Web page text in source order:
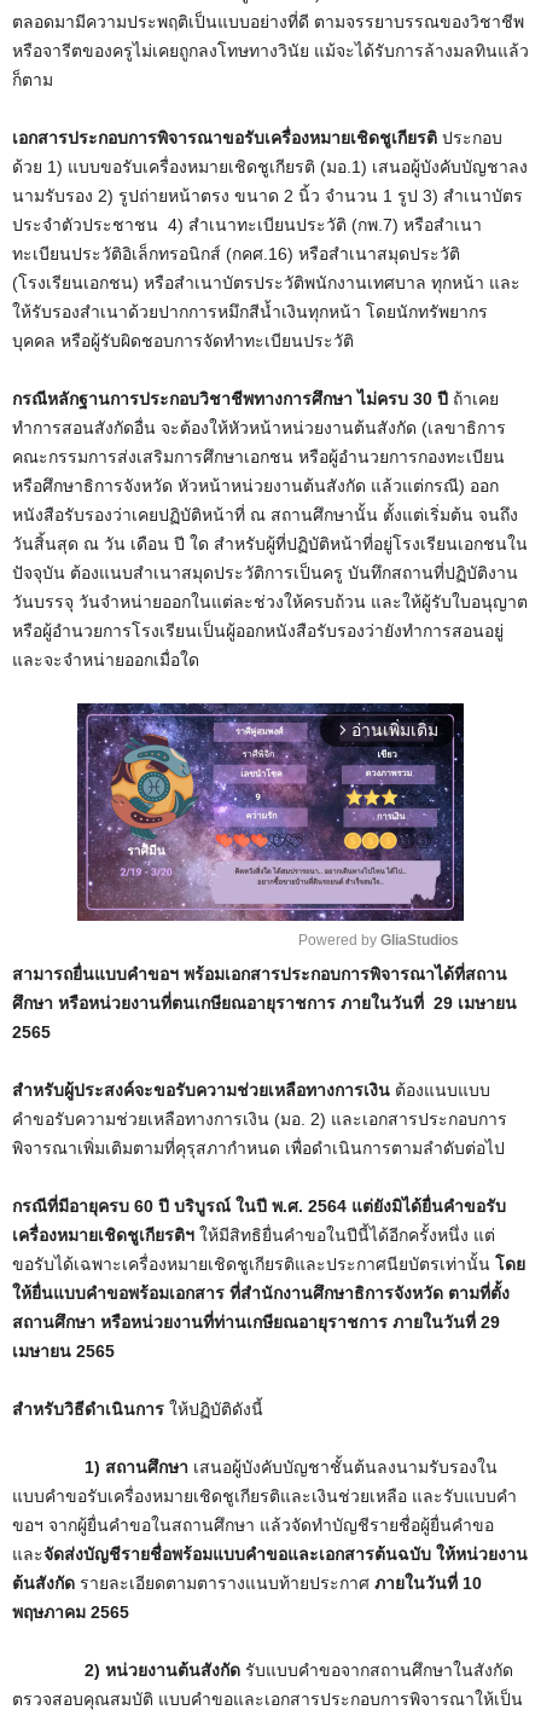
ตลอดมามีความประพฤติเป็นแบบอย่างที่ดี ตามจรรยาบรรณของวิชาชีพ
หรือจารีตของครูไม่เคยถูกลงโทษทางวินัย แม้จะได้รับการล้างมลทินแล้ว
ก็ตาม
เอกสารประกอบการพิจารณาขอรับเครื่องหมายเชิดชูเกียรติ ประกอบ
ด้วย 1) แบบขอรับเครื่องหมายเชิดชูเกียรติ (มอ.1) เสนอผู้บังคับบัญชาลง
นามรับรอง 2) รูปถ่ายหน้าตรง ขนาด 2 นิ้ว จำนวน 1 รูป 3) สำเนาบัตร
ประจำตัวประชาชน 4) สำเนาทะเบียนประวัติ (กพ.7) หรือสำเนา
ทะเบียนประวัติอิเล็กทรอนิกส์ (กคศ.16) หรือสำเนาสมุดประวัติ
(โรงเรียนเอกชน) หรือสำเนาบัตรประวัติพนักงานเทศบาล ทุกหน้า และ
ให้รับรองสำเนาด้วยปากการหมึกสีน้ำเงินทุกหน้า โดยนักทรัพยากร
บุคคล หรือผู้รับผิดชอบการจัดทำทะเบียนประวัติ
กรณีหลักฐานการประกอบวิชาชีพทางการศึกษา ไม่ครบ 30 ปี ถ้าเคย
ทำการสอนสังกัดอื่น จะต้องให้หัวหน้าหน่วยงานต้นสังกัด (เลขาธิการ
คณะกรรมการส่งเสริมการศึกษาเอกชน หรือผู้อำนวยการกองทะเบียน
หรือศึกษาธิการจังหวัด หัวหน้าหน่วยงานต้นสังกัด แล้วแต่กรณี) ออก
หนังสือรับรองว่าเคยปฏิบัติหน้าที่ ณ สถานศึกษานั้น ตั้งแต่เริ่มต้น จนถึง
วันสิ้นสุด ณ วัน เดือน ปี ใด สำหรับผู้ที่ปฏิบัติหน้าที่อยู่โรงเรียนเอกชนใน
ปัจจุบัน ต้องแนบสำเนาสมุดประวัติการเป็นครู บันทึกสถานที่ปฏิบัติงาน
วันบรรจุ วันจำหน่ายออกในแต่ละช่วงให้ครบถ้วน และให้ผู้รับใบอนุญาต
หรือผู้อำนวยการโรงเรียนเป็นผู้ออกหนังสือรับรองว่ายังทำการสอนอยู่
และจะจำหน่ายออกเมื่อใด
arrow_forward_ios อ่านเพิ่มเติม
u
Powered by GliaStudios
สามารถยื่นแบบคำขอฯ พร้อมเอกสารประกอบการพิจารณาได้ที่สถาน
ศึกษา หรือหน่วยงานที่ตนเกษียณอายุราชการ ภายในวันที่ 29 เมษายน
2565
สำหรับผู้ประสงค์จะขอรับความช่วยเหลือทางการเงิน ต้องแนบแบบ
คำขอรับความช่วยเหลือทางการเงิน (มอ. 2) และเอกสารประกอบการ
พิจารณาเพิ่มเติมตามที่คุรุสภากำหนด เพื่อดำเนินการตามลำดับต่อไป
กรณีที่มีอายุครบ 60 ปี บริบูรณ์ ในปี พ.ศ. 2564 แต่ยังมิได้ยื่นคำขอรับ
เครื่องหมายเชิดชูเกียรติฯ ให้มีสิทธิยื่นคำขอในปีนี้ได้อีกครั้งหนึ่ง แต่
ขอรับได้เฉพาะเครื่องหมายเชิดชูเกียรติและประกาศนียบัตรเท่านั้น โดย
ให้ยื่นแบบคำขอพร้อมเอกสาร ที่สำนักงานศึกษาธิการจังหวัด ตามที่ตั้ง
สถานศึกษา หรือหน่วยงานที่ท่านเกษียณอายุราชการ ภายในวันที่ 29
เมษายน 2565
สำหรับวิธีดำเนินการ ให้ปฏิบัติดังนี้
1) สถานศึกษา เสนอผู้บังคับบัญชาชั้นต้นลงนามรับรองใน
แบบคำขอรับเครื่องหมายเชิดชูเกียรติและเงินช่วยเหลือ และรับแบบคำ
ขอฯ จากผู้ยื่นคำขอในสถานศึกษา แล้วจัดทำบัญชีรายชื่อผู้ยื่นคำขอ
และจัดส่งบัญชีรายชื่อพร้อมแบบคำขอและเอกสารต้นฉบับ ให้หน่วยงาน
ต้นสังกัด รายละเอียดตามตารางแนบท้ายประกาศ ภายในวันที่ 10
พฤษภาคม 2565
2) หน่วยงานต้นสังกัด รับแบบคำขอจากสถานศึกษาในสังกัด
ตรวจสอบคุณสมบัติ แบบคำขอและเอกสารประกอบการพิจารณาให้เป็น